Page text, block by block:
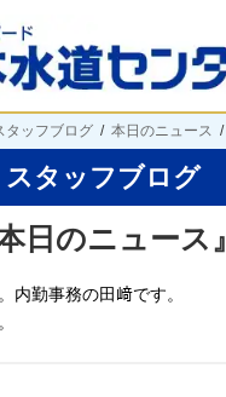
タッフブログ 本日のニュース
スタッフブログ
本日のニュース』
内勤事務の田﨑です。